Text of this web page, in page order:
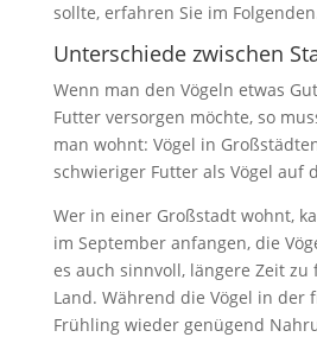
sollte, erfahren Sie im
Unterschiede zwischen
Wenn man den Vögeln etwas
Futter versorgen möchte, so
man wohnt: Vögel in
schwieriger Futter als Vögel auf
Wer in einer Großstadt wohnt,
im September anfangen, die
es auch sinnvoll, längere Zeit
Land. Während die Vögel in der
Frühling wieder genügend